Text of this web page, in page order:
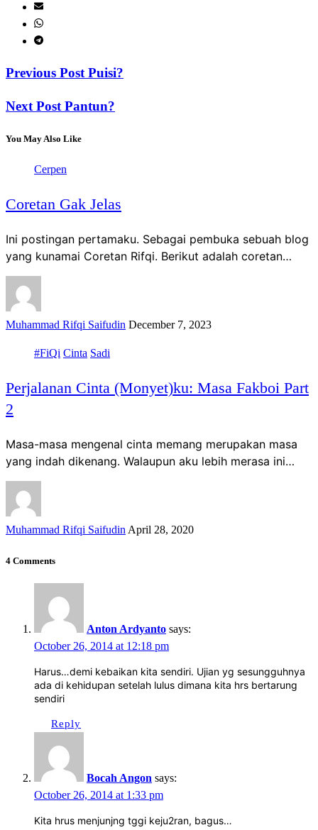
Previous Post Puisi?
Next Post Pantun?
You May Also Like
Cerpen
Coretan Gak Jelas
Ini postingan pertamaku. Sebagai pembuka sebuah blog
yang kunamai Coretan Rifqi. Berikut adalah coretan…
Muhammad Rifqi Saifudin December 7, 2023
#FiQi Cinta Sadi
Perjalanan Cinta (Monyet)ku: Masa Fakboi Part
2
Masa-masa mengenal cinta memang merupakan masa
yang indah dikenang. Walaupun aku lebih merasa ini…
Muhammad Rifqi Saifudin April 28, 2020
4 Comments
Anton Ardyanto says:
October 26, 2014 at 12:18 pm
Harus…demi kebaikan kita sendiri. Ujian yg sesungguhnya
ada di kehidupan setelah lulus dimana kita hrs bertarung
sendiri
Reply
Bocah Angon says:
October 26, 2014 at 1:33 pm
Kita hrus menjunjng tggi keju2ran, bagus…